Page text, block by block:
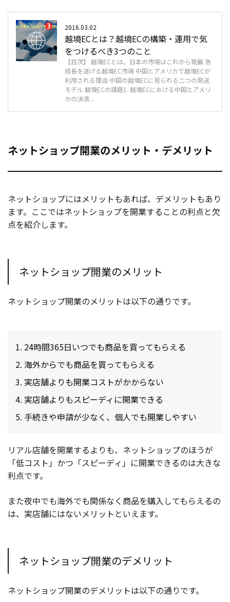
2016.03.02
越境ECとは？越境ECの構築・運用で気
をつけるべき3つのこと
【目次】 越境ECとは。日本の市場はこれから発展 急
成長を遂げる越境EC市場 中国とアメリカで越境ECが
利用される理由 中国の越境ECに見られる二つの発送
モデル 越境ECの課題1. 越境ECにおける中国とアメリ
カの決済...
ネットショップ開業のメリット・デメリット
ネットショップにはメリットもあれば、デメリットもあり
ます。ここではネットショップを開業することの利点と欠
点を紹介します。
ネットショップ開業のメリット
ネットショップ開業のメリットは以下の通りです。
24時間365日いつでも商品を買ってもらえる
海外からでも商品を買ってもらえる
実店舗よりも開業コストがかからない
実店舗よりもスピーディに開業できる
手続きや申請が少なく、個人でも開業しやすい
リアル店舗を開業するよりも、ネットショップのほうが
「低コスト」かつ「スピーディ」に開業できるのは大きな
利点です。
また夜中でも海外でも関係なく商品を購入してもらえるの
は、実店舗にはないメリットといえます。
ネットショップ開業のデメリット
ネットショップ開業のデメリットは以下の通りです。